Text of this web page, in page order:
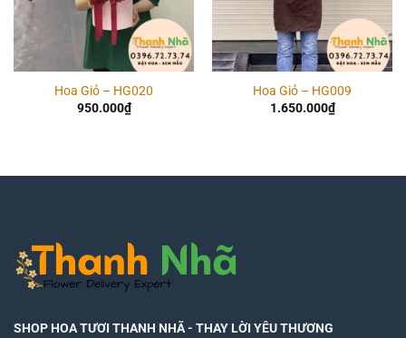
Hoa Giỏ – HG020
950.000₫
Hoa Giỏ – HG009
1.650.000₫
SHOP HOA TƯƠI THANH NHÃ- THAY LỜI YÊU THƯƠNG